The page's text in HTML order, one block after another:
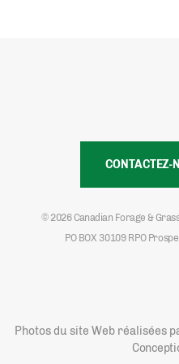
CONTACTEZ-
© 2026 Canadian Forage &
PO BOX 30109 RPO
Photos du site Web réalisées